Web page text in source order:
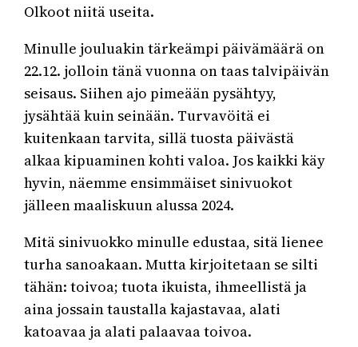
Olkoot niitä useita.
Minulle jouluakin tärkeämpi päivämäärä on
22.12. jolloin tänä vuonna on taas talvipäivän
seisaus. Siihen ajo pimeään pysähtyy,
jysähtää kuin seinään. Turvavöitä ei
kuitenkaan tarvita, sillä tuosta päivästä
alkaa kipuaminen kohti valoa. Jos kaikki käy
hyvin, näemme ensimmäiset sinivuokot
jälleen maaliskuun alussa 2024.
Mitä sinivuokko minulle edustaa, sitä lienee
turha sanoakaan. Mutta kirjoitetaan se silti
tähän: toivoa; tuota ikuista, ihmeellistä ja
aina jossain taustalla kajastavaa, alati
katoavaa ja alati palaavaa toivoa.